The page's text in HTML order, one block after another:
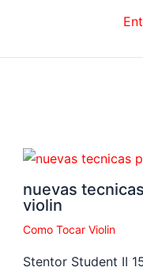
nuevas
violin
Como Tocar Violin
Stentor Student II